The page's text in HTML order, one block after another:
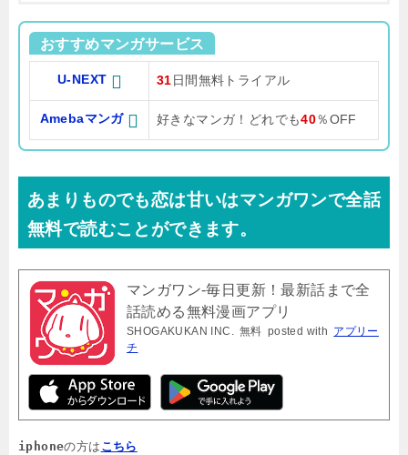
おすすめマンガサービス
U-NEXT 31 日間無料トライアル
Amebaマンガ 好きなマンガ！どれでも40％OFF
あまりものでも恋は甘いはマンガワンで全話
無料で読むことができます。
マンガワン-毎日更新！最新話まで全
話読める無料漫画アプリ
SHOGAKUKAN INC. 無料 posted with アプリー
チ
iphoneの方は こちら